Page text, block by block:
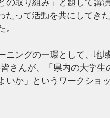
の取り組み」と題して講
たって活動を共にしてき
。
ニングの一環として、地
さんが、「県内の大学
いか」というワークショ